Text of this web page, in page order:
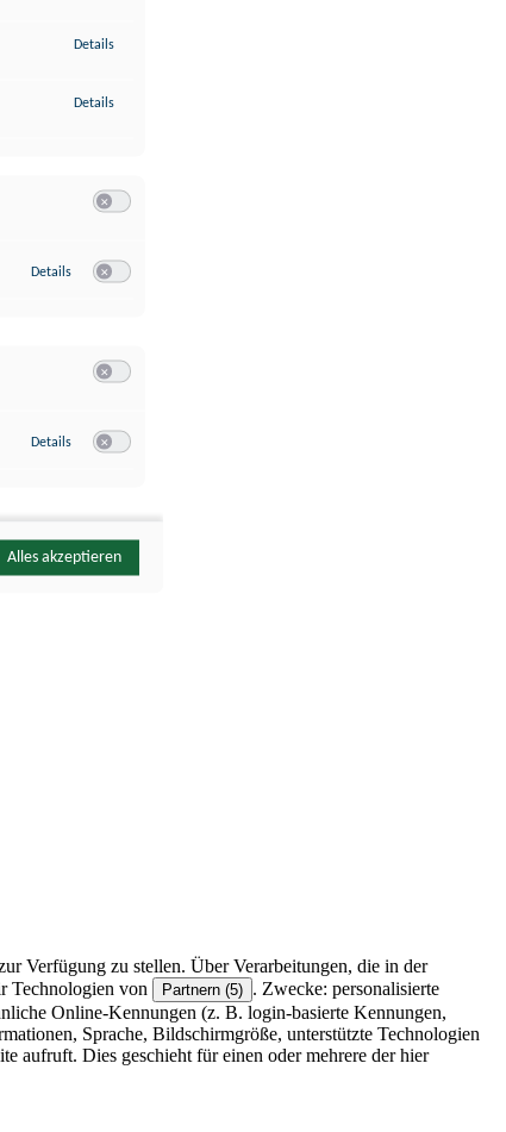
Verfügung zu stellen. Über Verarbeitungen, die in der
Technologien von Partnern (5) . Zwecke: personalisierte
Online-Kennungen (z. B. login-basierte Kennungen,
Sprache, Bildschirmgröße, unterstützte Technologien
aufruft. Dies geschieht für einen oder mehrere der hier
Details
Details
Details zu Google Analytics
Details zu YouTube
Alles akzeptieren